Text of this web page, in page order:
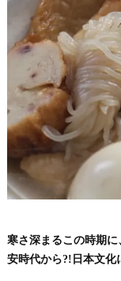
寒さ深まるこの時期
安時代から?!日本文化